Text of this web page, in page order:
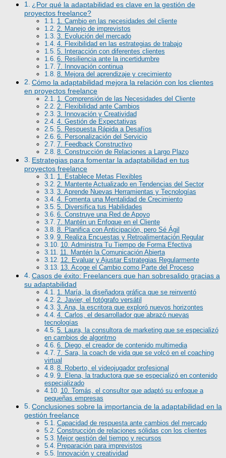
¿Por qué la adaptabilidad es clave en la gestión de
proyectos freelance?
1. Cambio en las necesidades del cliente
2. Manejo de imprevistos
3. Evolución del mercado
4. Flexibilidad en las estrategias de trabajo
5. Interacción con diferentes clientes
6. Resiliencia ante la incertidumbre
7. Innovación continua
8. Mejora del aprendizaje y crecimiento
Cómo la adaptabilidad mejora la relación con los clientes
en proyectos freelance
1. Comprensión de las Necesidades del Cliente
2. Flexibilidad ante Cambios
3. Innovación y Creatividad
4. Gestión de Expectativas
5. Respuesta Rápida a Desafíos
6. Personalización del Servicio
7. Feedback Constructivo
8. Construcción de Relaciones a Largo Plazo
Estrategias para fomentar la adaptabilidad en tus
proyectos freelance
1. Establece Metas Flexibles
2. Mantente Actualizado en Tendencias del Sector
3. Aprende Nuevas Herramientas y Tecnologías
4. Fomenta una Mentalidad de Crecimiento
5. Diversifica tus Habilidades
6. Construye una Red de Apoyo
7. Mantén un Enfoque en el Cliente
8. Planifica con Anticipación, pero Sé Ágil
9. Realiza Encuestas y Retroalimentación Regular
10. Administra Tu Tiempo de Forma Efectiva
11. Mantén la Comunicación Abierta
12. Evaluar y Ajustar Estrategias Regularmente
13. Acoge el Cambio como Parte del Proceso
Casos de éxito: Freelancers que han sobresalido gracias a
su adaptabilidad
1. María, la diseñadora gráfica que se reinventó
2. Javier, el fotógrafo versátil
3. Ana, la escritora que exploró nuevos horizontes
4. Carlos, el desarrollador que abrazó nuevas
tecnologías
5. Laura, la consultora de marketing que se especializó
en cambios de algoritmo
6. Diego, el creador de contenido multimedia
7. Sara, la coach de vida que se volcó en el coaching
virtual
8. Roberto, el videojugador profesional
9. Elena, la traductora que se especializó en contenido
especializado
10. Tomás, el consultor que adaptó su enfoque a
pequeñas empresas
Conclusiones sobre la importancia de la adaptabilidad en la
gestión freelance
Capacidad de respuesta ante cambios del mercado
Construcción de relaciones sólidas con los clientes
Mejor gestión del tiempo y recursos
Preparación para imprevistos
Innovación y creatividad